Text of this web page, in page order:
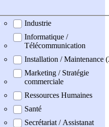
Industrie
Informatique /
Télécommunication
Installation / Maintenance
Marketing / Stratégie
commerciale
Ressources Humaines
Santé
Secrétariat / Assistanat